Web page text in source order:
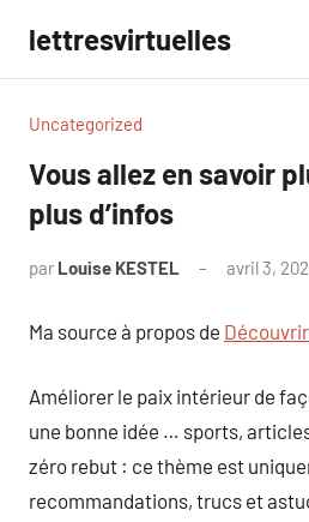
contenu
lettresvirtuelles
Uncategorized
Vous allez en savoir
plus d’infos
par Louise KESTEL avril 3,
Ma source à propos de
Améliorer le paix intérieur de
une bonne idée … sports,
zéro rebut : ce thème est
recommandations, trucs et